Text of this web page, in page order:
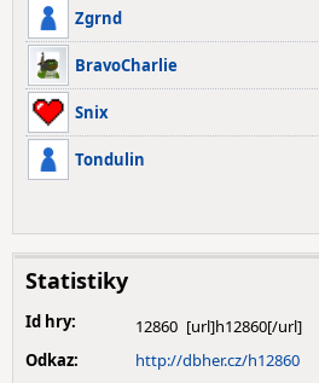
Zgrnd
BravoCharlie
Snix
Tondulin
Statistiky
Id hry:
12860
Odkaz:
http://dbher.cz/h12860